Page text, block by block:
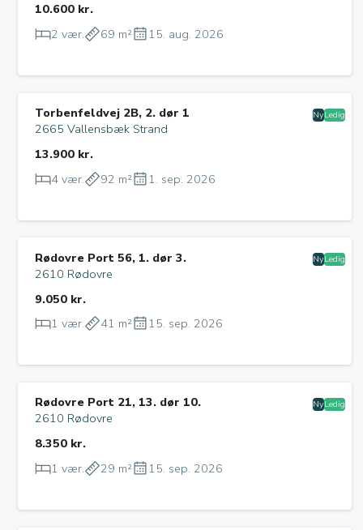
10.600 kr.
2 vær.
69 m² 15. aug. 2026
NyLedig
Torbenfeldvej 2B, 2. dør 1
2665 Vallensbæk Strand
13.900 kr.
4 vær.
92 m² 1. sep. 2026
NyLedig
Rødovre Port 56, 1. dør 3.
2610 Rødovre
9.050 kr.
1 vær.
41 m² 15. sep. 2026
NyLedig
Rødovre Port 21, 13. dør 10.
2610 Rødovre
8.350 kr.
1 vær.
29 m² 15. sep. 2026